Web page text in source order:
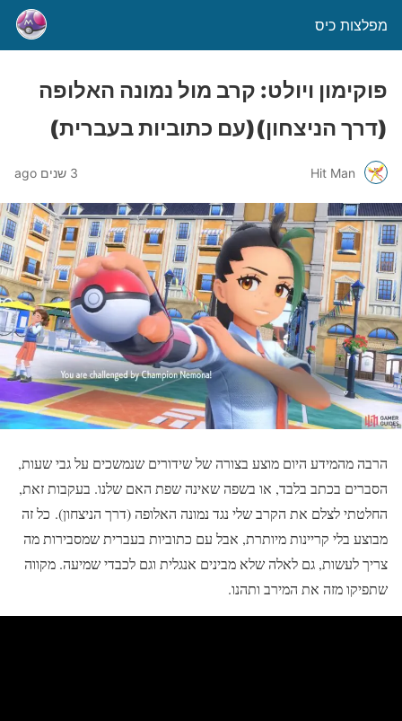
מפלצות כיס
פוקימון ויולט: קרב מול נמונה האלופה
(דרך הניצחון)(עם כתוביות בעברית)
Hit Man 3 שנים ago
הרבה מהמידע היום מוצע בצורה של שידורים שנמשכים על גבי שעות,
הסברים בכתב בלבד, או בשפה שאינה שפת האם שלנו. בעקבות זאת,
החלטתי לצלם את הקרב שלי נגד נמונה האלופה (דרך הניצחון). כל זה
מבוצע בלי קריינות מיותרת, אבל עם כתוביות בעברית שמסבירות מה
צריך לעשות, גם לאלה שלא מבינים אנגלית וגם לכבדי שמיעה. מקווה
שתפיקו מזה את המירב ותהנו.